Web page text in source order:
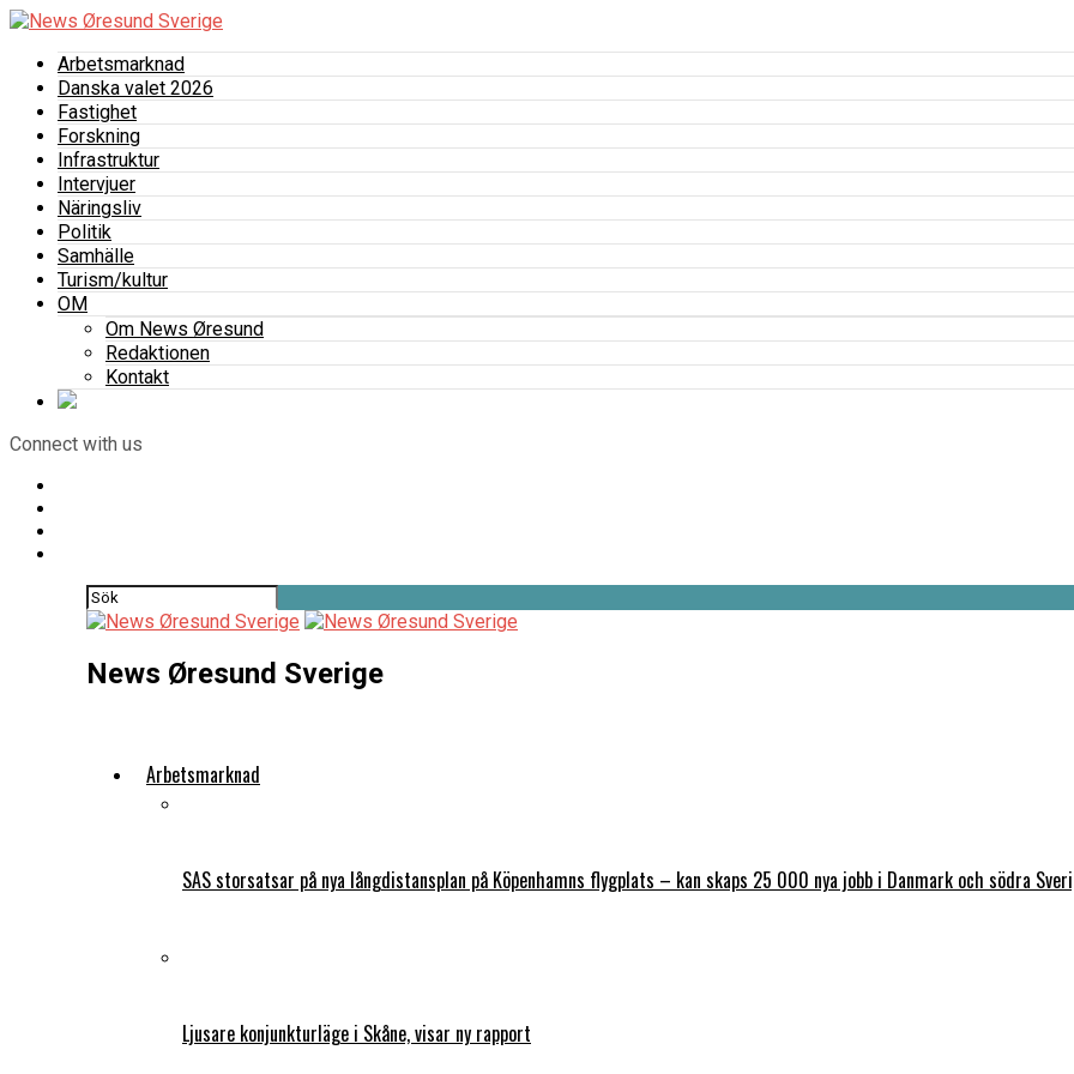
Arbetsmarknad
Danska valet 2026
Fastighet
Forskning
Infrastruktur
Intervjuer
Näringsliv
Politik
Samhälle
Turism/kultur
OM
Om News Øresund
Redaktionen
Kontakt
Connect with us
News Øresund Sverige
Arbetsmarknad
SAS storsatsar på nya långdistansplan på Köpenhamns flygplats – kan skaps 25 000 nya jobb i Danmark och södra
Ljusare konjunkturläge i Skåne, visar ny rapport